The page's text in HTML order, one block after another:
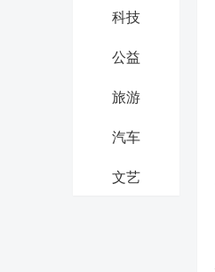
科技
公益
旅游
汽车
文艺